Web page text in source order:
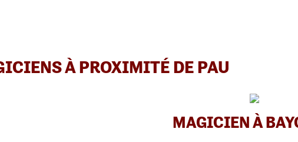
À PROXIMITÉ DE PAU
MAGICIEN À